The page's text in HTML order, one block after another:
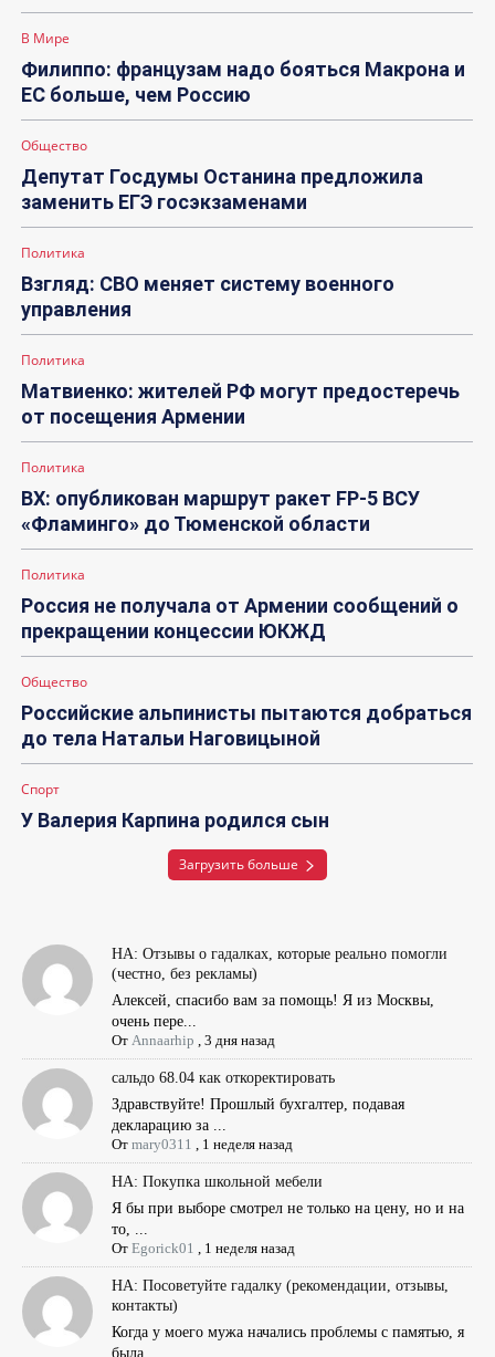
В Мире
Филиппо: французам надо бояться Макрона и
ЕС больше, чем Россию
Общество
Депутат Госдумы Останина предложила
заменить ЕГЭ госэкзаменами
Политика
Взгляд: СВО меняет систему военного
управления
Политика
Матвиенко: жителей РФ могут предостеречь
от посещения Армении
Политика
ВХ: опубликован маршрут ракет FP-5 ВСУ
«Фламинго» до Тюменской области
Политика
Россия не получала от Армении сообщений о
прекращении концессии ЮКЖД
Общество
Российские альпинисты пытаются добраться
до тела Натальи Наговицыной
Спорт
У Валерия Карпина родился сын
Загрузить больше
НА: Отзывы о гадалках, которые реально помогли
(честно, без рекламы)
Алексей, спасибо вам за помощь! Я из Москвы,
очень пере...
От Annaarhip ,3 дня назад
сальдо 68.04 как откоректировать
Здравствуйте! Прошлый бухгалтер, подавая
декларацию за ...
Отmary0311 1 неделя назад
НА: Покупка школьной мебели
Я бы при выборе смотрел не только на цену, но и на
то, ...
ОтEgorick01 1 неделя назад
НА: Посоветуйте гадалку (рекомендации, отзывы,
контакты)
Когда у моего мужа начались проблемы с памятью, я
была ...